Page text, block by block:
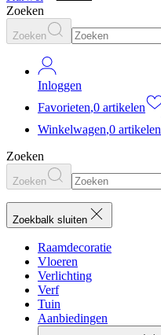
Zoeken
Zoeken
Inloggen
Favorieten,0 artikelen
Winkelwagen,0 artikelen
Zoeken
Zoeken
Zoekbalk sluiten
Raamdecoratie
Vloeren
Verlichting
Verf
Tuin
Aanbiedingen